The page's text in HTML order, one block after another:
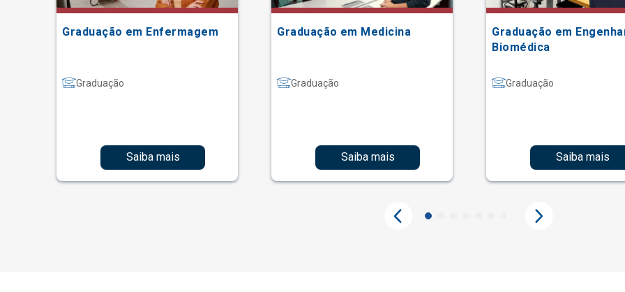
Graduação em Enfermagem
Graduação
Saiba mais
Graduação em Medicina
Graduação
Saiba mais
Graduação em
Biomédica
Graduação
Saiba mais